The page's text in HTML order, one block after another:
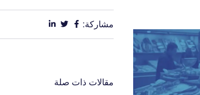
مشاركة:
مقالات ذات صلة